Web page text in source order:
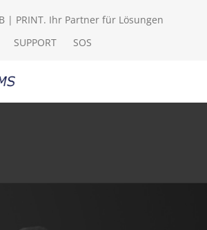
| PRINT. Ihr Partner für Lösungen
SUPPORT
SOS